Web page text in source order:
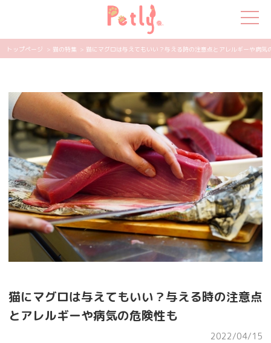
猫の特集
ペット用品
飼い主さんの悩み
ペットの気持ち
知って得する
エンタメ
トップページ > 猫の特集 > 猫にマグロは与えてもいい？与える時の注意点とアレルギーや病気
猫にマグロは与えてもいい？与える時の注意点
とアレルギーや病気の危険性も
2022/04/15